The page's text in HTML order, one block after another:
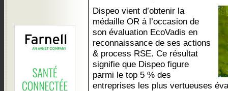
Dispeo vient d’obtenir la
médaille OR à l’occasion de
son évaluation EcoVadis en
reconnaissance de ses actions
& process RSE. Ce résultat
signifie que Dispeo figure
parmi le top 5 % des
entreprises les plus vertueuses